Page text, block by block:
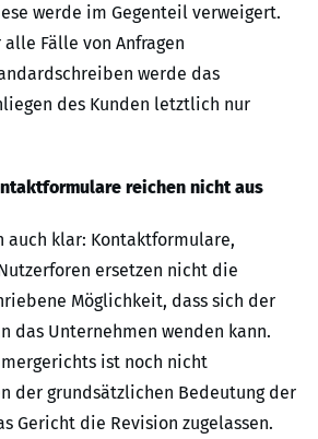
werde im Gegenteil verweigert.
Fälle von Anfragen
werde das
des Kunden letztlich nur
reichen nicht aus
auch klar: Kontaktformulare,
ersetzen nicht die
Möglichkeit, dass sich der
das Unternehmen wenden kann.
ist noch nicht
der grundsätzlichen Bedeutung der
Gericht die Revision zugelassen.